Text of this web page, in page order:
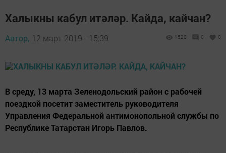
Халыкны кабул итәләр. Кайда, кайчан?
Автор, 12 март 2019 - 15:39 1520 0 0
В среду, 13 марта Зеленодольский район с рабочей
поездкой посетит заместитель руководителя
Управления Федеральной антимонопольной службы по
Республике Татарстан Игорь Павлов.